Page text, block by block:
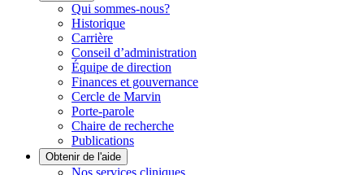
Qui sommes-nous?
Historique
Carrière
Conseil d’administration
Équipe de direction
Finances et gouvernance
Cercle de Marvin
Porte-parole
Chaire de recherche
Publications
Obtenir de l'aide
Nos services cliniques